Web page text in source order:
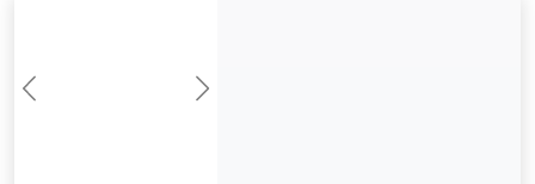
前一张 下一张